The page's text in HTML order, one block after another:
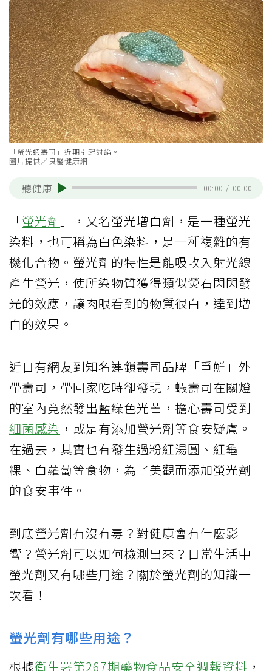
「螢光蝦壽司」近期引起討論。
圖片提供／良醫健康網
聽健康 00:00 / 00:00
「螢光劑 」，又名螢光增白劑，是一種螢光
染料，也可稱為白色染料，是一種複雜的有
機化合物。螢光劑的特性是能吸收入射光線
產生螢光，使所染物質獲得類似熒石閃閃發
光的效應，讓肉眼看到的物質很白，達到增
白的效果。
近日有網友到知名連鎖壽司品牌「爭鮮」外
帶壽司，帶回家吃時卻發現，蝦壽司在關燈
的室內竟然發出藍綠色光芒，擔心壽司受到
細菌感染 ，或是有添加螢光劑等食安疑慮。
在過去，其實也有發生過粉紅湯圓、紅龜
粿、白蘿蔔等食物，為了美觀而添加螢光劑
的食安事件。
到底螢光劑有沒有毒？對健康會有什麼影
響？螢光劑可以如何檢測出來？日常生活中
螢光劑又有哪些用途？關於螢光劑的知識一
次看！
螢光劑有哪些用途？
根據衛生署第267期藥物食品安全週報資料 ，